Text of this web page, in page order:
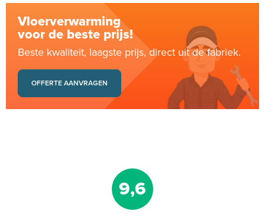
Vloerverwarming
voor de beste prijs!
Beste kwaliteit, laagste prijs, direct uit de fabriek.
OFFERTE AANVRAGEN
9,6